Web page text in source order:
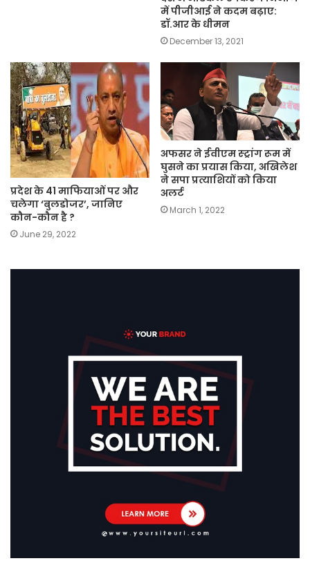
में पीजीआई ने कदम बढ़ाए:
डॉ.आर के धीमन
December 13, 2021
प्रदेश के 41 माफियाओं पर और
चलेगा ‘बुलडोजर’, जानिए
कौन-कौन है ?
June 29, 2022
अफसर ने ईवीएम स्ट्रांग रूम में
घुसने का प्रयास किया, अखिलेश
ने सपा प्रत्याशियों को किया
अलर्ट
March 1, 2022